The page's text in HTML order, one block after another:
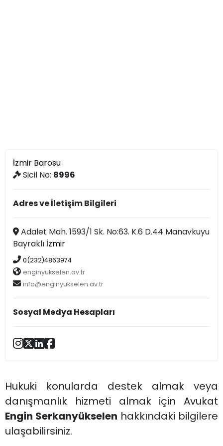
İzmir Barosu
Sicil No: 8996
Adres ve İletişim Bilgileri
Adalet Mah. 1593/1 Sk. No:63. K.6 D.44 Manavkuyu
Bayraklı İzmir
0(232)4863974
enginyukselen.av.tr
info@enginyukselen.av.tr
Sosyal Medya Hesapları
Hukuki konularda destek almak veya
danışmanlık hizmeti almak için Avukat
Engin Serkanyükselen hakkındaki bilgilere
ulaşabilirsiniz.